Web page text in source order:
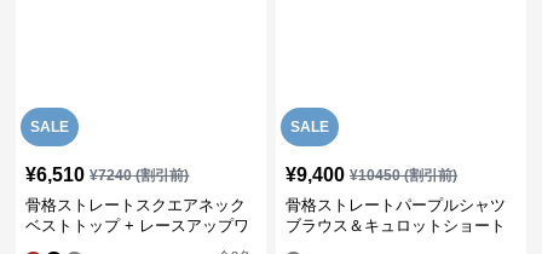
SALE
¥6,510 ¥7240(割引前)
骨格ストレートスクエアネック
ベストトップ + レースアップワ
イドレッグパンツセットアップ
SALE
¥9,400 ¥10450(割引前)
骨格ストレートパープルシャツ
ブラウス＆キュロットショート